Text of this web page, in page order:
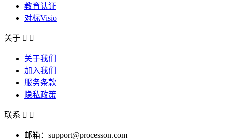
教育认证
对标Visio
关于  
关于我们
加入我们
服务条款
隐私政策
联系  
邮箱：support@processon.com